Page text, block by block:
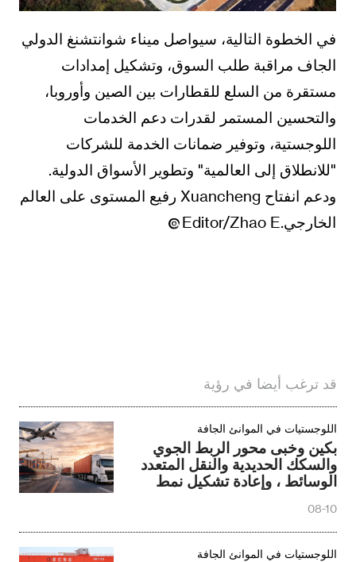
في الخطوة التالية، سيواصل ميناء شوانتشنغ الدولي
الجاف مراقبة طلب السوق، وتشكيل إمدادات
مستقرة من السلع للقطارات بين الصين وأوروبا،
والتحسين المستمر لقدرات دعم الخدمات
اللوجستية، وتوفير ضمانات الخدمة للشركات
"للانطلاق إلى العالمية" وتطوير الأسواق الدولية.
ودعم انفتاح Xuancheng رفيع المستوى على العالم
الخارجي.Editor/Zhao E
قد ترغب أيضا في رؤية
اللوجستيات في الموانئ الجافة
بكين وخبى محور الربط الجوي
والسكك الحديدية والنقل المتعدد
الوسائط ، وإعادة تشكيل نمط
الصين وأوروبا
08-10
اللوجستيات في الموانئ الجافة